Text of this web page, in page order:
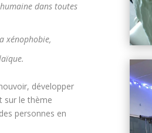
dans toutes
xénophobie,
développer
sur le thème
personnes en